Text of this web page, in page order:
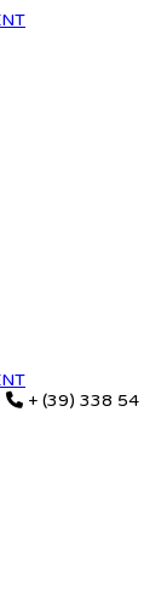
+ (39) 338 54